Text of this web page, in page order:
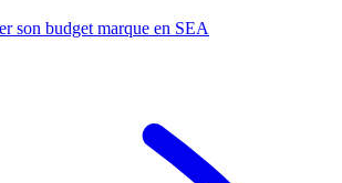
son budget marque en SEA